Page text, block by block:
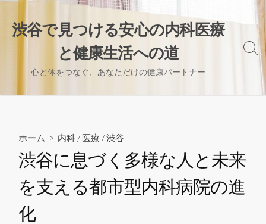
ス
渋谷で見つける安心の内科医療
と健康生活への道
心と体をつなぐ、あなただけの健康パートナー
検
ホーム > 内科 /医療 /渋谷
渋谷に息づく多様な人と未来
を支える都市型内科病院の進
化